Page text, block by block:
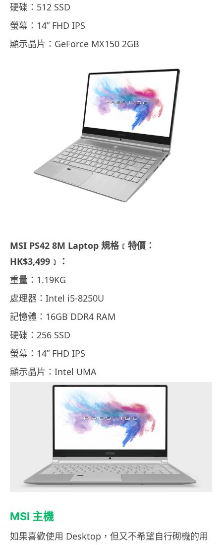
硬碟：512 SSD
螢幕：14” FHD IPS
顯示晶片：GeForce MX150 2GB
MSI PS42 8M Laptop 規格﹝特價：
HK$3,499﹞：
重量：1.19KG
處理器：Intel i5-8250U
記憶體：16GB DDR4 RAM
硬碟：256 SSD
螢幕：14” FHD IPS
顯示晶片：Intel UMA
MSI 主機
如果喜歡使用 Desktop，但又不希望自行砌機的用